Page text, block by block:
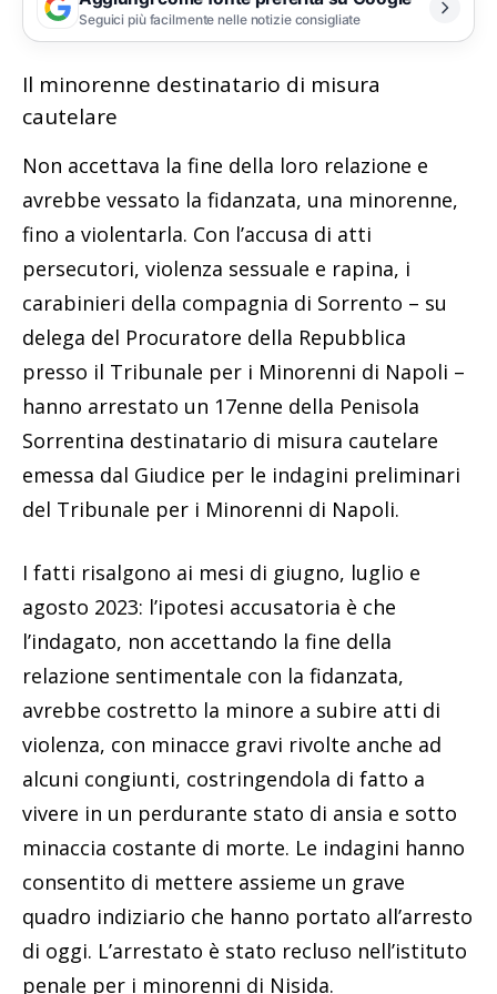
Seguici più facilmente nelle notizie consigliate
Il minorenne destinatario di misura
cautelare
Non accettava la fine della loro relazione e
avrebbe vessato la fidanzata, una minorenne,
fino a violentarla. Con l’accusa di atti
persecutori, violenza sessuale e rapina, i
carabinieri della compagnia di Sorrento – su
delega del Procuratore della Repubblica
presso il Tribunale per i Minorenni di Napoli –
hanno arrestato un 17enne della Penisola
Sorrentina destinatario di misura cautelare
emessa dal Giudice per le indagini preliminari
del Tribunale per i Minorenni di Napoli.
I fatti risalgono ai mesi di giugno, luglio e
agosto 2023: l’ipotesi accusatoria è che
l’indagato, non accettando la fine della
relazione sentimentale con la fidanzata,
avrebbe costretto la minore a subire atti di
violenza, con minacce gravi rivolte anche ad
alcuni congiunti, costringendola di fatto a
vivere in un perdurante stato di ansia e sotto
minaccia costante di morte. Le indagini hanno
consentito di mettere assieme un grave
quadro indiziario che hanno portato all’arresto
di oggi. L’arrestato è stato recluso nell’istituto
penale per i minorenni di Nisida.